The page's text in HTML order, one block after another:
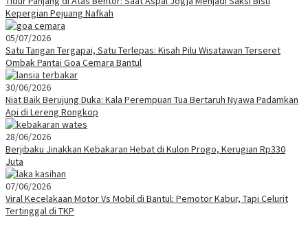
Kepergian Pejuang Nafkah
05/07/2026
Satu Tangan Tergapai, Satu Terlepas: Kisah Pilu Wisatawan Terseret
Ombak Pantai Goa Cemara Bantul
30/06/2026
Niat Baik Berujung Duka: Kala Perempuan Tua Bertaruh Nyawa Padamkan
Api di Lereng Rongkop
28/06/2026
Berjibaku Jinakkan Kebakaran Hebat di Kulon Progo, Kerugian Rp330
Juta
07/06/2026
Viral Kecelakaan Motor Vs Mobil di Bantul: Pemotor Kabur, Tapi Celurit
Tertinggal di TKP